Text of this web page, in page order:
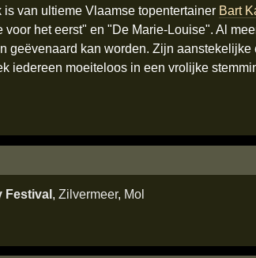
van ultieme Vlaamse topentertainer Bart
het eerst" en "De Marie-Louise". Al
geëvenaard kan worden. Zijn
iedereen moeiteloos in een vrolijke
Festival , Zilvermeer, Mol